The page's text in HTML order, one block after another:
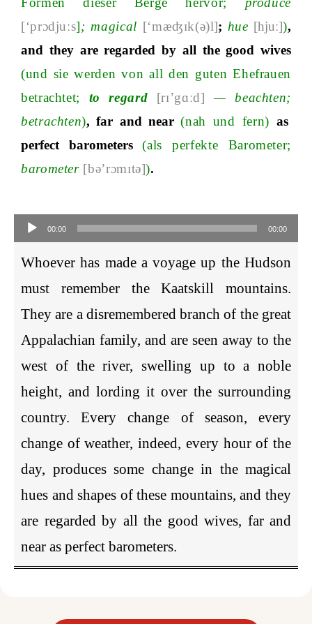
[‘prɔdjuːs]; magical [‘mæʤɪk(ə)l]; hue [hjuː]),
and they are regarded by all the good wives
(und sie werdenvon all den guten Ehefrauen
betrachtet; to regard [rɪ’gɑːd] — beachten;
betrachten),far and near (nah und fern) as
perfect
barometers (als perfekte Barometer;
barometer [bə’rɔmɪtə]).
Player00:00 00:00
Whoever has made a voyage up the Hudson
must remember the Kaatskill mountains.
They are a disremembered branch of the great
Appalachian family, and are seen away to the
west of the river, swelling up to a noble
height, and lording it over the surrounding
country. Every change of season, every
change of weather, indeed, every hour of the
day, produces some change in the magical
hues and shapes of these mountains, and they
are regarded by all the good wives, far and
near as perfect barometers.